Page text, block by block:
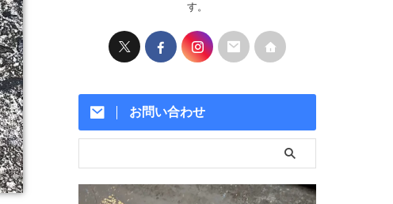
す。
お問い合わせ